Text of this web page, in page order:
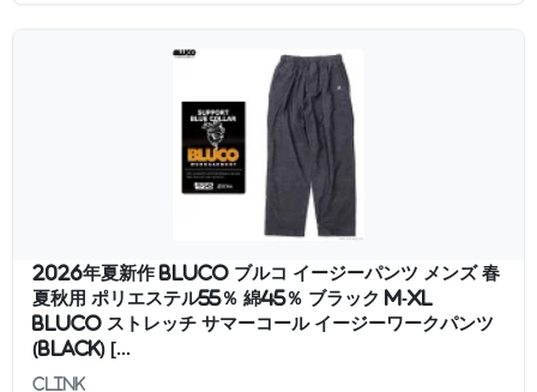
2026年夏新作 BLUCO ブルコ イージーパンツ メンズ 春
夏秋用 ポリエステル55％ 綿45％ ブラック M-XL
BLUCO ストレッチ サマーコール イージーワークパンツ
(BLACK) [...
clink